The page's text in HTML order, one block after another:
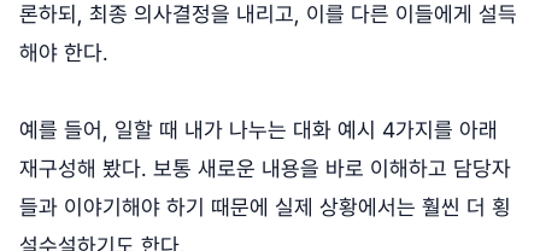
론하되, 최종 의사결정을 내리고, 이를 다른 이들에게 설득
해야 한다.
예를 들어, 일할 때 내가 나누는 대화 예시 4가지를 아래
재구성해 봤다. 보통 새로운 내용을 바로 이해하고 담당자
들과 이야기해야 하기 때문에 실제 상황에서는 훨씬 더 횡
설수설하기도 한다.